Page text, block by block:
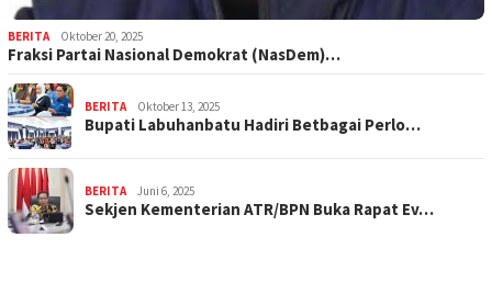
BERITA Oktober 20, 2025
Fraksi Partai Nasional Demokrat (NasDem)…
BERITA Oktober 13, 2025
Bupati Labuhanbatu Hadiri Betbagai Perlo…
BERITA Juni 6, 2025
Sekjen Kementerian ATR/BPN Buka Rapat Ev…